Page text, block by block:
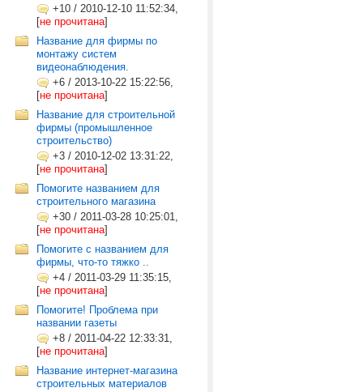
+10 / 2010-12-10 11:52:34,
[не прочитана]
Название для фирмы по
монтажу систем
видеонаблюдения.
+6 / 2013-10-22 15:22:56,
[не прочитана]
Название для строительной
фирмы (промышленное
строительство)
+3 / 2010-12-02 13:31:22,
[не прочитана]
Помогите названием для
строительного магазина
+30 / 2011-03-28 10:25:01,
[не прочитана]
Помогите с названием для
фирмы, что-то тяжко ..
+4 / 2011-03-29 11:35:15,
[не прочитана]
Помогите! Проблема при
названии газеты
+8 / 2011-04-22 12:33:31,
[не прочитана]
Название интернет-магазина
строительных материалов